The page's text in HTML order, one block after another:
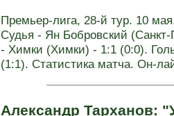
Премьер-лига, 28-й тур. 10
Судья - Ян Бобровский
- Химки (Химки) - 1:1 (0:0).
(1:1). Статистика матча. Он-
Александр Тарханов: